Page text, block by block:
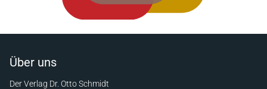
Über uns
Der Verlag Dr. Otto Schmidt